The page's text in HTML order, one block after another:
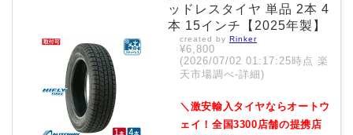
ッドレスタイヤ 単品 2本 4
本 15インチ【2025年製】
created by Rinker
¥6,800
(2026/07/02 01:17:25時点 楽
天市場調べ-詳細)
＼激安輸入タイヤならオートウ
ェイ！全国3300店舗の提携店